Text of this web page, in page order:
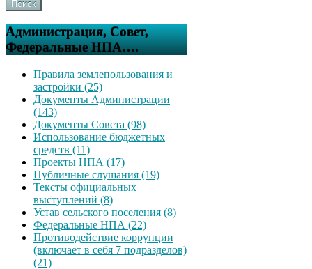
Поиск
Администрация, Совет,
Федеральные НПА….
Правила землепользования и
застройки (25)
Документы Администрации
(143)
Документы Совета (98)
Использование бюджетных
средств (11)
Проекты НПА (17)
Публичные слушания (19)
Тексты официальных
выступлений (8)
Устав сельского поселения (8)
Федеральные НПА (22)
Противодействие коррупции
(включает в себя 7 подразделов)
(21)